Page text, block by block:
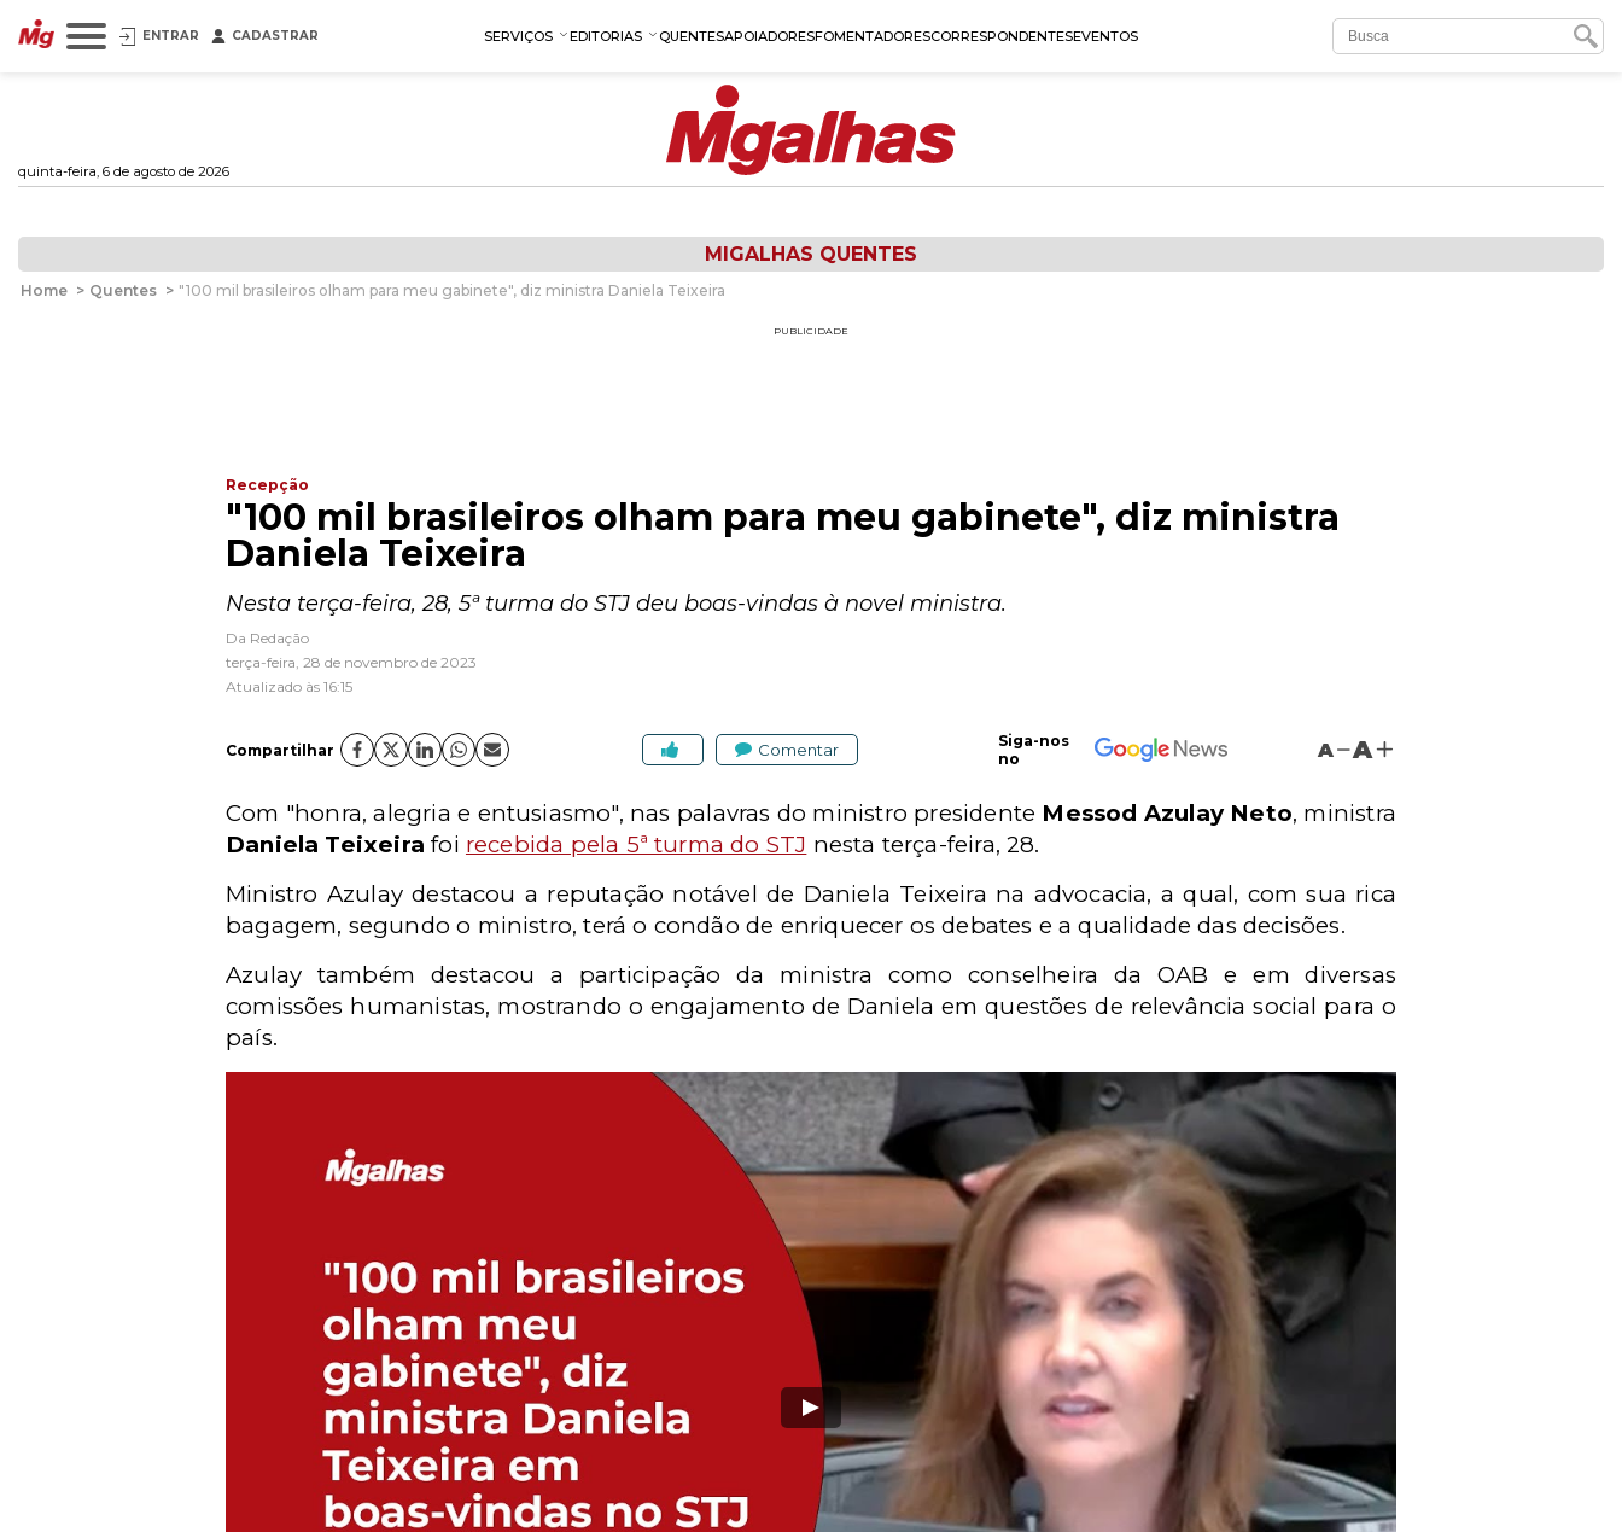
ENTRAR CADASTRAR SERVIÇOS EDITORIAS QUENTESAPOIADORESFOMENTADORESCORRESPONDENTESEVENTOS
quinta-feira, 6 de agosto de 2026
MIGALHAS QUENTES
Home > Quentes > "100 mil brasileiros olham para meu gabinete", diz ministra Daniela Teixeira
PUBLICIDADE
Recepção
"100 mil brasileiros olham para meu gabinete", diz ministra
Daniela Teixeira
Nesta terça-feira, 28, 5ª turma do STJ deu boas-vindas à novel ministra.
Da Redação
terça-feira, 28 de novembro de 2023
Atualizado às 16:15
Compartilhar Comentar
Siga-nos
no
A A
Com "honra, alegria e entusiasmo", nas palavras do ministro presidente Messod Azulay Neto, ministra
Daniela Teixeira foi recebida pela 5ª turma do STJ nesta terça-feira, 28.
Ministro Azulay destacou a reputação notável de Daniela Teixeira na advocacia, a qual, com sua rica
bagagem, segundo o ministro, terá o condão de enriquecer os debates e a qualidade das decisões.
Azulay também destacou a participação da ministra como conselheira da OAB e em diversas
comissões humanistas, mostrando o engajamento de Daniela em questões de relevância social para o
país.